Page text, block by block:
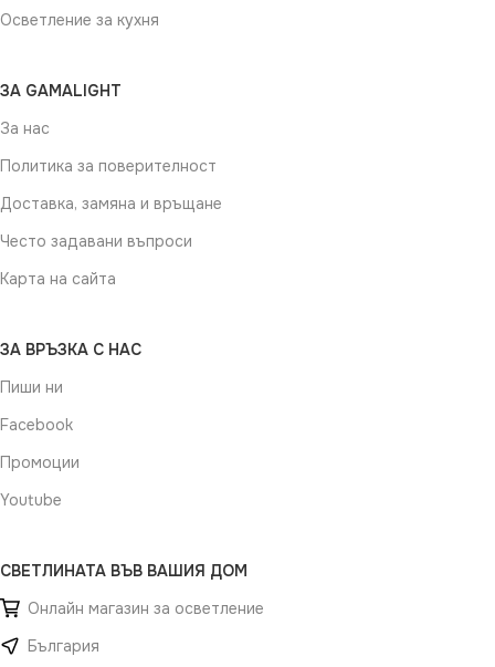
Осветление за кухня
ЗА GAMALIGHT
За нас
Политика за поверителност
Доставка, замяна и връщане
Често задавани въпроси
Карта на сайта
ЗА ВРЪЗКА С НАС
Пиши ни
Facebook
Промоции
Youtube
СВЕТЛИНАТА ВЪВ ВАШИЯ ДОМ
Онлайн магазин за осветление
България